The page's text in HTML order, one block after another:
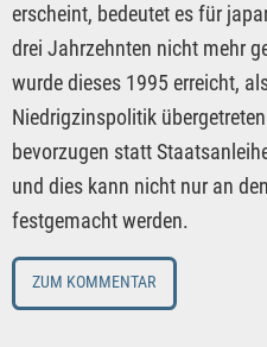
erscheint, bedeutet es für
drei Jahrzehnten nicht mehr
wurde dieses 1995 erreicht,
Niedrigzinspolitik
bevorzugen statt
und dies kann nicht nur an
festgemacht werden.
ZUM KOMMENTAR